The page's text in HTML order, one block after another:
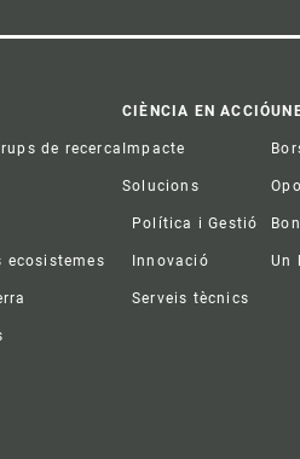
de recerca
ecosistemes
CIÈNCIA EN ACCIÓ
Impacte
Solucions
Política i Gestió
Innovació
Serveis tècnics
Un